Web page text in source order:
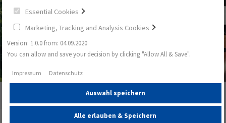
Amina Müslischale 15 cm rosé/Goldrand
Essential Cookies
Marketing, Tracking and Analysis Cookies
Version: 1.0.0 from: 04.09.2020
You can allow and save your decision by clicking "Allow All & Save".
Impressum Datenschutz
Auswahl speichern
Alle erlauben & Speichern